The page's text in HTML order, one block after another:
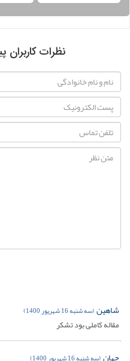
نظرات
شاهین(سه شنبه 16 شهریور 1400)
مقاله کاملی بود تشکر
جهان(سه شنبه 16 شهریور 1400)